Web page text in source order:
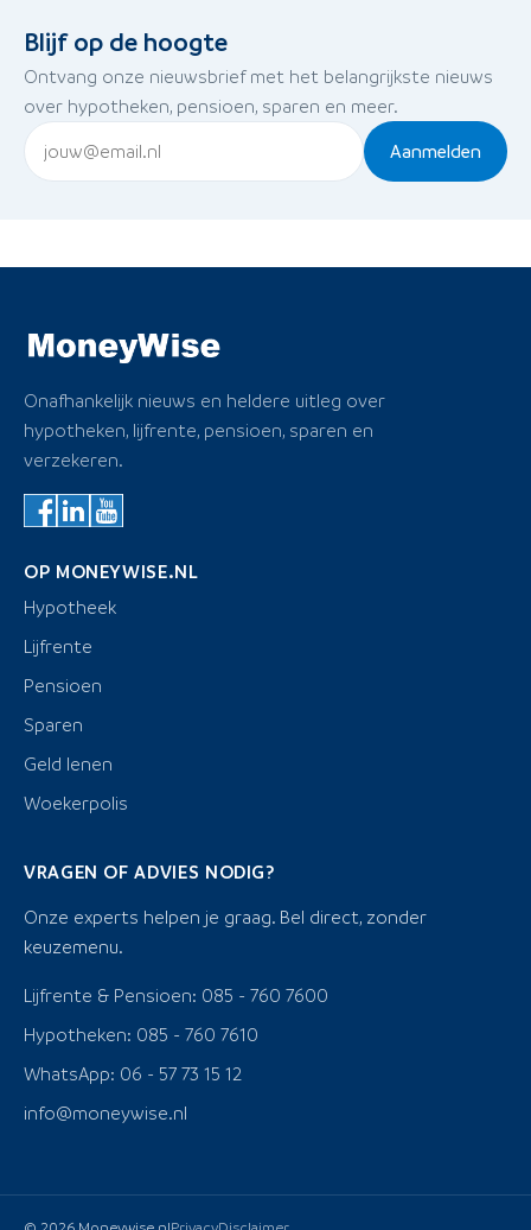
Blijf op de hoogte
Ontvang onze nieuwsbrief met het belangrijkste nieuws
over hypotheken, pensioen, sparen en meer.
Aanmelden
Onafhankelijk nieuws en heldere uitleg over
hypotheken, lijfrente, pensioen, sparen en
verzekeren.
OP MONEYWISE.NL
Hypotheek
Lijfrente
Pensioen
Sparen
Geld lenen
Woekerpolis
VRAGEN OF ADVIES NODIG?
Onze experts helpen je graag. Bel direct, zonder
keuzemenu.
Lijfrente & Pensioen: 085 - 760 7600
Hypotheken: 085 - 760 7610
WhatsApp: 06 - 57 73 15 12
info@moneywise.nl
© 2026 Moneywise.nlPrivacyDisclaimer